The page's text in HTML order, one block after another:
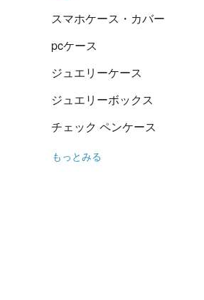
スマホケース・カバー
pcケース
ジュエリーケース
ジュエリーボックス
チェック ペンケース
もっとみる